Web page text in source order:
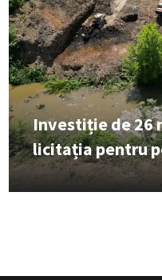
Investiție de 26
licitația pentru